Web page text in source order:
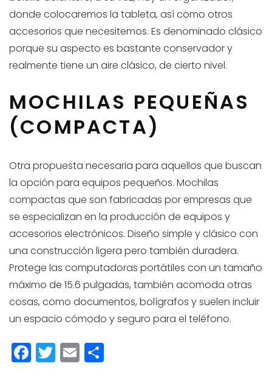
donde colocaremos la tableta, así como otros
accesorios que necesitemos. Es denominado clásico
porque su aspecto es bastante conservador y
realmente tiene un aire clásico, de cierto nivel.
MOCHILAS PEQUEÑAS
(COMPACTA)
Otra propuesta necesaria para aquellos que buscan
la opción para equipos pequeños. Mochilas
compactas que son fabricadas por empresas que
se especializan en la producción de equipos y
accesorios electrónicos. Diseño simple y clásico con
una construcción ligera pero también duradera.
Protege las computadoras portátiles con un tamaño
máximo de 15.6 pulgadas, también acomoda otras
cosas, como documentos, bolígrafos y suelen incluir
un espacio cómodo y seguro para el teléfono.
F
a
T
w
E
m